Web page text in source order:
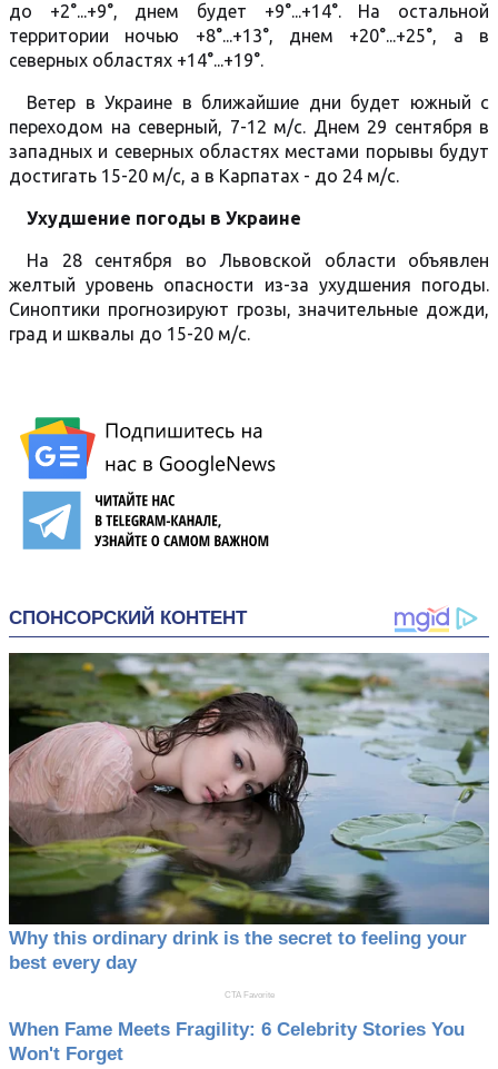
до +2°...+9°, днем будет +9°...+14°. На остальной
территории ночью +8°...+13°, днем +20°...+25°, а в
северных областях +14°...+19°.
Ветер в Украине в ближайшие дни будет южный с
переходом на северный, 7-12 м/с. Днем 29 сентября в
западных и северных областях местами порывы будут
достигать 15-20 м/с, а в Карпатах - до 24 м/с.
Ухудшение погоды в Украине
На 28 сентября во Львовской области объявлен
желтый уровень опасности из-за ухудшения погоды.
Синоптики прогнозируют грозы, значительные дожди,
град и шквалы до 15-20 м/с.